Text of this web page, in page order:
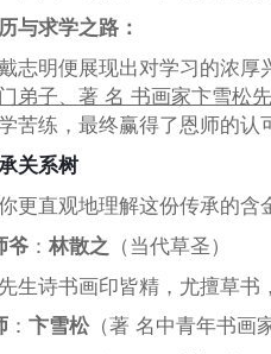
与求学之路：
志明便展现出对学习的浓厚
弟子、著 名 书画家卞雪松
苦练，最终赢得了恩师的认
关系树
更直观地理解这份传承的含
爷 ： 林散之 （当代草圣）
生诗书画印皆精，尤擅草书
： 卞雪松（著 名中青年书画家